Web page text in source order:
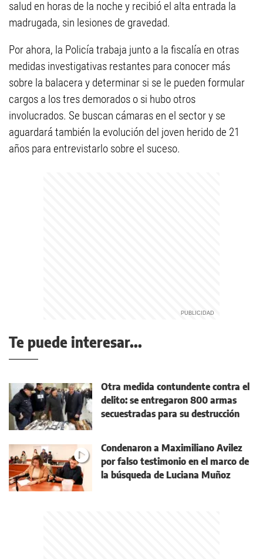
salud en horas de la noche y recibió el alta entrada la
madrugada, sin lesiones de gravedad.
Por ahora, la Policía trabaja junto a la fiscalía en otras
medidas investigativas restantes para conocer más
sobre la balacera y determinar si se le pueden formular
cargos a los tres demorados o si hubo otros
involucrados. Se buscan cámaras en el sector y se
aguardará también la evolución del joven herido de 21
años para entrevistarlo sobre el suceso.
Te puede interesar...
Otra medida contundente contra el
delito: se entregaron 800 armas
secuestradas para su destrucción
Condenaron a Maximiliano Avilez
por falso testimonio en el marco de
la búsqueda de Luciana Muñoz